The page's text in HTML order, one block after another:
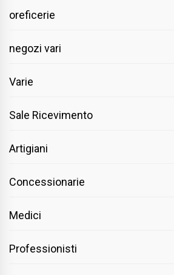
oreficerie
negozi vari
Varie
Sale Ricevimento
Artigiani
Concessionarie
Medici
Professionisti